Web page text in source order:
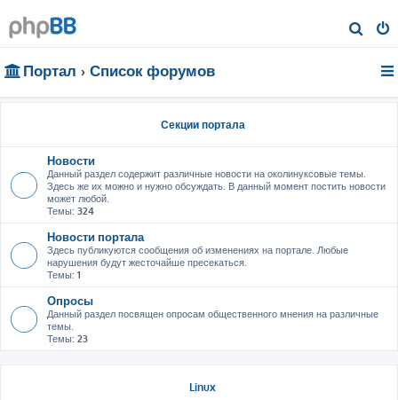
о
Портал Список форумов
Секции портала
Новости
Данный раздел содержит различные новости на околинуксовые темы.
Здесь же их можно и нужно обсуждать. В данный момент постить новости
может любой.
Темы: 324
Новости портала
Здесь публикуются сообщения об изменениях на портале. Любые
нарушения будут жесточайше пресекаться.
Темы: 1
Опросы
Данный раздел посвящен опросам общественного мнения на различные
темы.
Темы: 23
Linux